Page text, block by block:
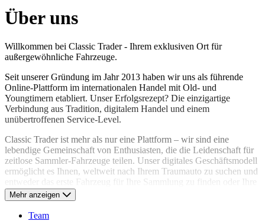
Über uns
Willkommen bei Classic Trader - Ihrem exklusiven Ort für
außergewöhnliche Fahrzeuge.
Seit unserer Gründung im Jahr 2013 haben wir uns als führende
Online-Plattform im internationalen Handel mit Old- und
Youngtimern etabliert. Unser Erfolgsrezept? Die einzigartige
Verbindung aus Tradition, digitalem Handel und einem
unübertroffenen Service-Level.
Classic Trader ist mehr als nur eine Plattform – wir sind eine
lebendige Gemeinschaft von Enthusiasten, die die Leidenschaft für
zeitlose Sammler-Fahrzeuge teilen. Unser digitales Geschäftsmodell
ermöglicht es Ihnen, weltweit nach Ihrem Traumauto zu suchen und
entweder das erste Fahrzeug für Ihre Sammlung zu finden oder Ihre
Sammlung zu erweitern.
Als Zeichen unseres Engagements für die automobile Kultur verlegt
Mehr anzeigen
Team